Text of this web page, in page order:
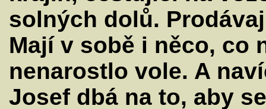
solných dolů.
Mají v sobě i něco, co
nenarostlo vole. A
Josef dbá na to, aby